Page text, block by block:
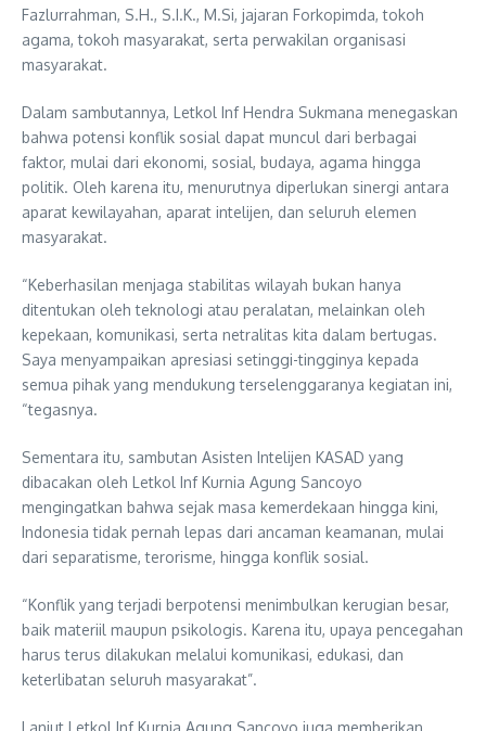
Fazlurrahman, S.H., S.I.K., M.Si, jajaran Forkopimda, tokoh
agama, tokoh masyarakat, serta perwakilan organisasi
masyarakat.
Dalam sambutannya, Letkol Inf Hendra Sukmana menegaskan
bahwa potensi konflik sosial dapat muncul dari berbagai
faktor, mulai dari ekonomi, sosial, budaya, agama hingga
politik. Oleh karena itu, menurutnya diperlukan sinergi antara
aparat kewilayahan, aparat intelijen, dan seluruh elemen
masyarakat.
“Keberhasilan menjaga stabilitas wilayah bukan hanya
ditentukan oleh teknologi atau peralatan, melainkan oleh
kepekaan, komunikasi, serta netralitas kita dalam bertugas.
Saya menyampaikan apresiasi setinggi-tingginya kepada
semua pihak yang mendukung terselenggaranya kegiatan ini,
“tegasnya.
Sementara itu, sambutan Asisten Intelijen KASAD yang
dibacakan oleh Letkol Inf Kurnia Agung Sancoyo
mengingatkan bahwa sejak masa kemerdekaan hingga kini,
Indonesia tidak pernah lepas dari ancaman keamanan, mulai
dari separatisme, terorisme, hingga konflik sosial.
“Konflik yang terjadi berpotensi menimbulkan kerugian besar,
baik materiil maupun psikologis. Karena itu, upaya pencegahan
harus terus dilakukan melalui komunikasi, edukasi, dan
keterlibatan seluruh masyarakat”.
Lanjut Letkol Inf Kurnia Agung Sancoyo juga memberikan